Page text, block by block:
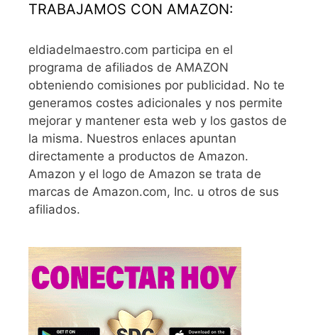
TRABAJAMOS CON AMAZON:
eldiadelmaestro.com participa en el
programa de afiliados de AMAZON
obteniendo comisiones por publicidad. No te
generamos costes adicionales y nos permite
mejorar y mantener esta web y los gastos de
la misma. Nuestros enlaces apuntan
directamente a productos de Amazon.
Amazon y el logo de Amazon se trata de
marcas de Amazon.com, Inc. u otros de sus
afiliados.